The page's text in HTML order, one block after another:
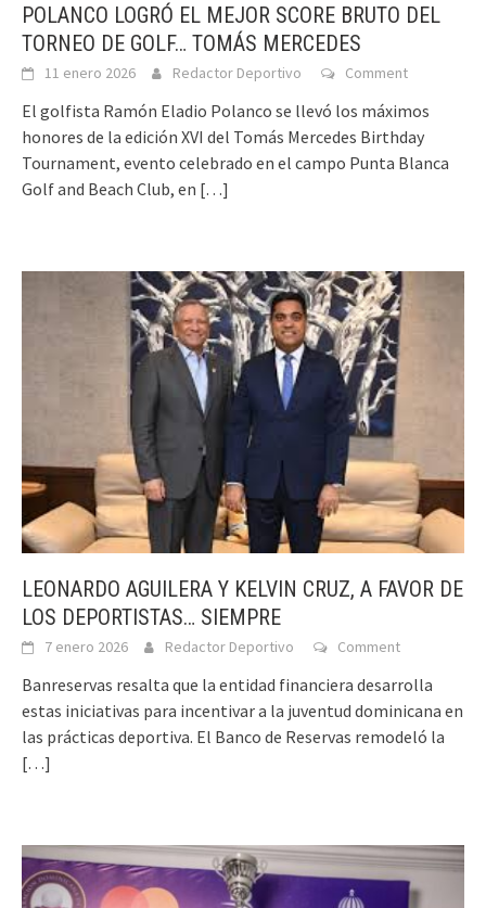
POLANCO LOGRÓ EL MEJOR SCORE BRUTO DEL
TORNEO DE GOLF… TOMÁS MERCEDES
11 enero 2026 Redactor Deportivo Comment
El golfista Ramón Eladio Polanco se llevó los máximos
honores de la edición XVI del Tomás Mercedes Birthday
Tournament, evento celebrado en el campo Punta Blanca
Golf and Beach Club, en […]
LEONARDO AGUILERA Y KELVIN CRUZ, A FAVOR DE
LOS DEPORTISTAS… SIEMPRE
7 enero 2026 Redactor Deportivo Comment
Banreservas resalta que la entidad financiera desarrolla
estas iniciativas para incentivar a la juventud dominicana en
las prácticas deportiva. El Banco de Reservas remodeló la
[…]